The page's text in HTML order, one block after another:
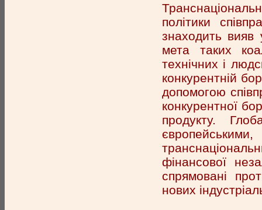
політики
знаходить вияв
мета таких
технічних і
конкурентній
допомогою
конкурентної
продукту.
фінансової
спрямовані
нових